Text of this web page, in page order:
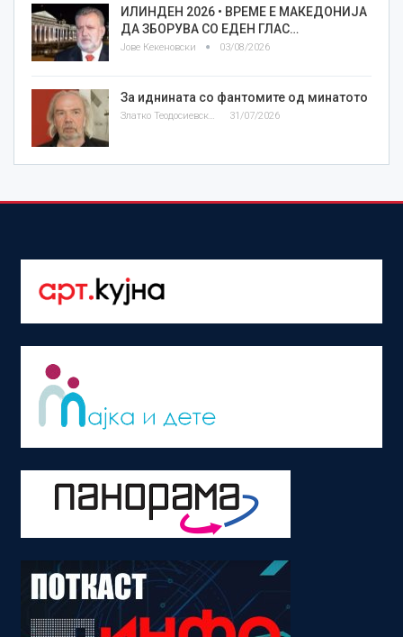
ИЛИНДЕН 2026 • ВРЕМЕ Е МАКЕДОНИЈА
ДА ЗБОРУВА СО ЕДЕН ГЛАС…
Јове Кекеновски 03/08/2026
За иднината со фантомите од минатото
Златко Теодосиевски 31/07/2026